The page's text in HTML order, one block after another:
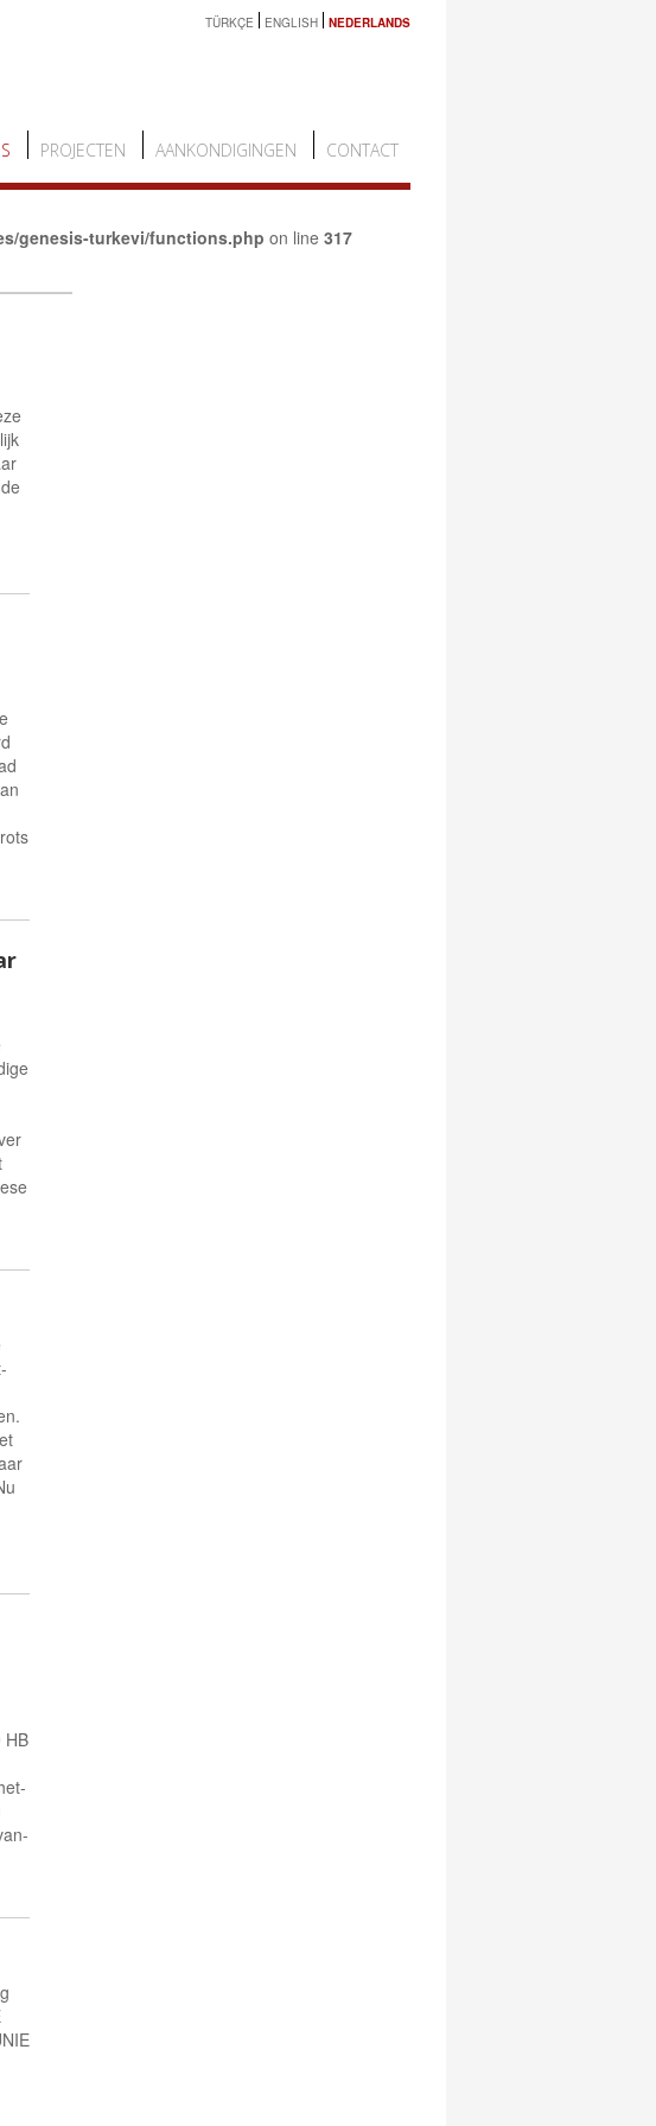
TÜRKÇE ENGLISH NEDERLANDS
PROJECTEN AANKONDIGINGEN CONTACT
genesis-turkevi/functions.php on line 317
HB